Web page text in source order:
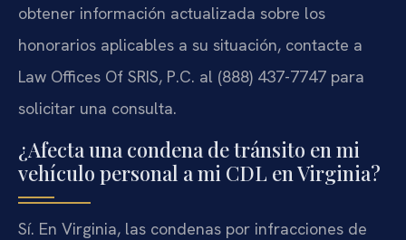
obtener información actualizada sobre los
honorarios aplicables a su situación, contacte a
Law Offices Of SRIS, P.C. al (888) 437-7747 para
solicitar una consulta.
¿Afecta una condena de tránsito en mi
vehículo personal a mi CDL en Virginia?
Sí. En Virginia, las condenas por infracciones de